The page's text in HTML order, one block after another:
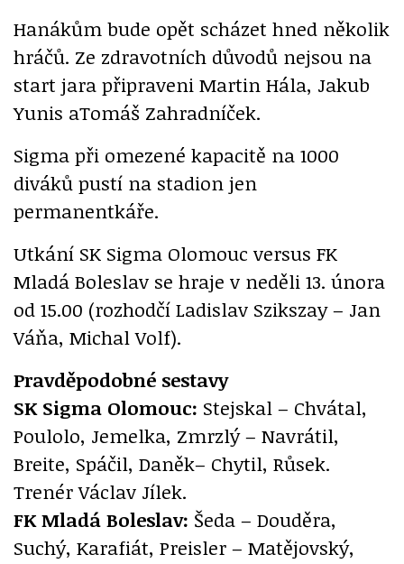
Hanákům bude opět scházet hned několik
hráčů. Ze zdravotních důvodů nejsou na
start jara připraveni Martin Hála, Jakub
Yunis aTomáš Zahradníček.
Sigma při omezené kapacitě na 1000
diváků pustí na stadion jen
permanentkáře.
Utkání SK Sigma Olomouc versus FK
Mladá Boleslav se hraje v neděli 13. února
od 15.00 (rozhodčí Ladislav Szikszay – Jan
Váňa, Michal Volf).
Pravděpodobné sestavy
SK Sigma Olomouc: Stejskal – Chvátal,
Poulolo, Jemelka, Zmrzlý – Navrátil,
Breite, Spáčil, Daněk– Chytil, Růsek.
Trenér Václav Jílek.
FK Mladá Boleslav: Šeda – Douděra,
Suchý, Karafiát, Preisler – Matějovský,